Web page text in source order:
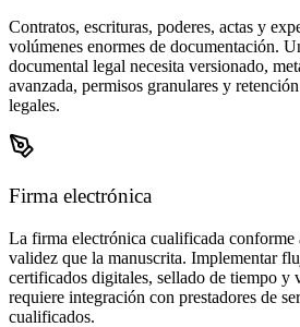
Contratos, escrituras, poderes, actas y
volúmenes enormes de documentación.
documental legal necesita versionado,
avanzada, permisos granulares y
legales.
Firma electrónica
La firma electrónica cualificada
validez que la manuscrita. Implementar
certificados digitales, sellado de tiempo y
requiere integración con prestadores de
cualificados.